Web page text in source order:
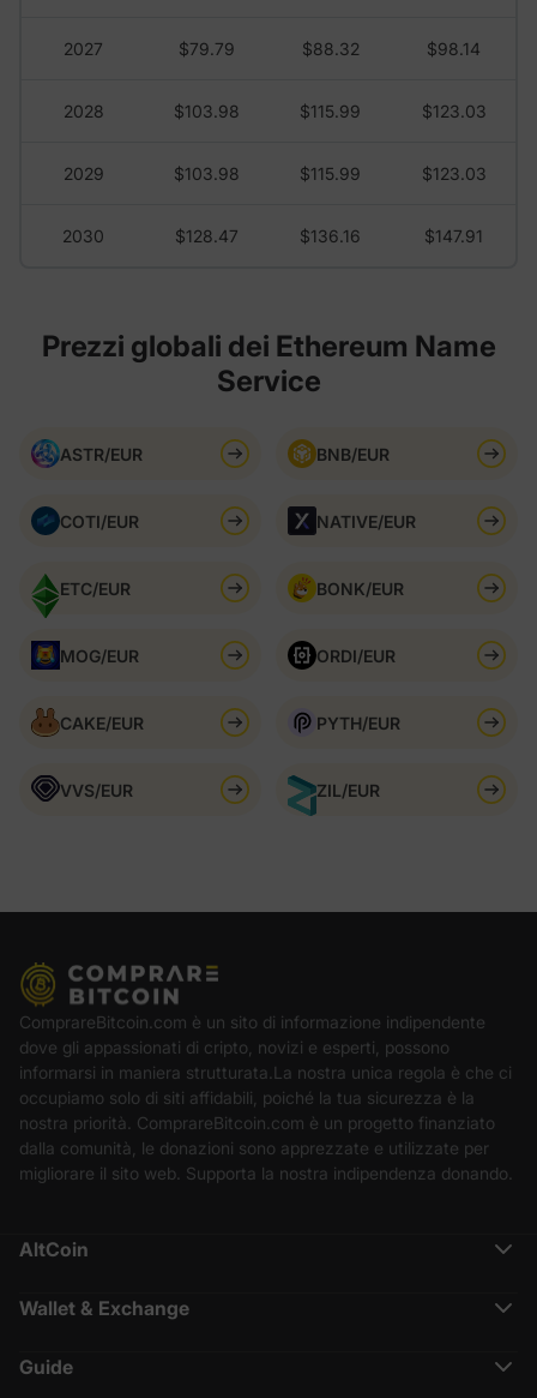
2027 $79.79 $88.32 $98.14
2028 $103.98 $115.99 $123.03
2029 $103.98 $115.99 $123.03
2030 $128.47 $136.16 $147.91
Prezzi globali dei Ethereum Name
Service
ASTR/EUR BNB/EUR
COTI/EUR NATIVE/EUR
ETC/EUR BONK/EUR
MOG/EUR ORDI/EUR
CAKE/EUR PYTH/EUR
VVS/EUR ZIL/EUR
ComprareBitcoin.com è un sito di informazione indipendente
dove gli appassionati di cripto, novizi e esperti, possono
informarsi in maniera strutturata.La nostra unica regola è che ci
occupiamo solo di siti affidabili, poiché la tua sicurezza è la
nostra priorità. ComprareBitcoin.com è un progetto finanziato
dalla comunità, le donazioni sono apprezzate e utilizzate per
migliorare il sito web. Supporta la nostra indipendenza donando.
AltCoin
Cardano (ADA)
Polkadot (DOT)
Solana (SOL)
Terra (LUNA)
Wallet & Exchange
Crypto.com Recensione
Nexo Recensione
Guide